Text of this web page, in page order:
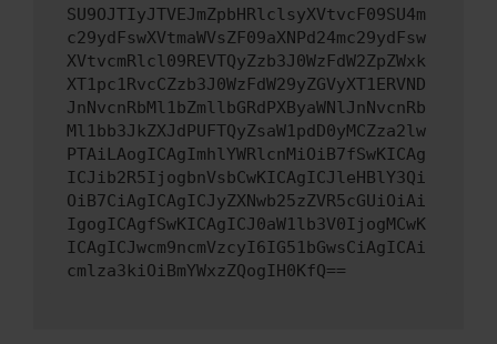
SU9OJTIyJTVEJmZpbHRlclsyXVtvcF09SU4m
c29ydFswXVtmaWVsZF09aXNPd24mc29ydFsw
XVtvcmRlcl09REVTQyZzb3J0WzFdW2ZpZWxk
XT1pc1RvcCZzb3J0WzFdW29yZGVyXT1ERVND
JnNvcnRbMl1bZmllbGRdPXByaWNlJnNvcnRb
Ml1bb3JkZXJdPUFTQyZsaW1pdD0yMCZza2lw
PTAiLAogICAgImhlYWRlcnMiOiB7fSwKICAg
ICJib2R5IjogbnVsbCwKICAgICJleHBlY3Qi
OiB7CiAgICAgICJyZXNwb25zZVR5cGUiOiAi
IgogICAgfSwKICAgICJ0aW1lb3V0IjogMCwK
ICAgICJwcm9ncmVzcyI6IG51bGwsCiAgICAi
cmlza3kiOiBmYWxzZQogIH0KfQ==